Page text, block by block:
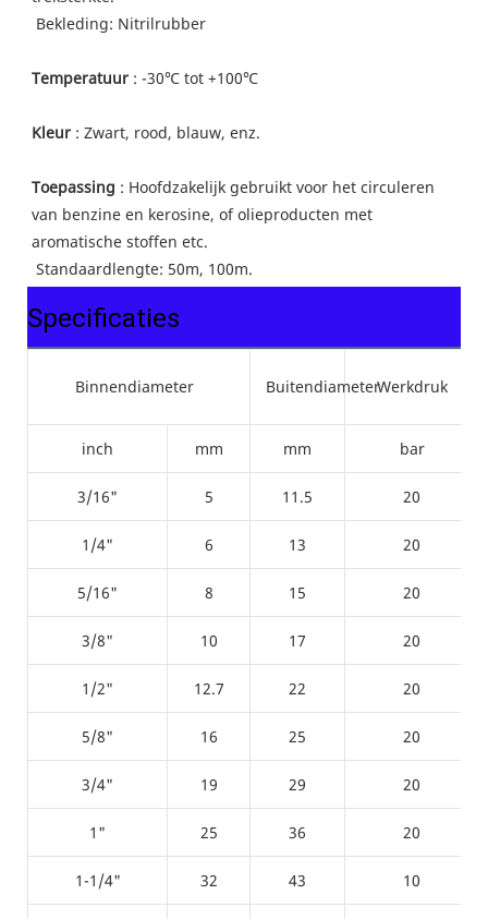
Bekleding: Nitrilrubber
Temperatuur : -30℃ tot +100℃
Kleur : Zwart, rood, blauw, enz.
Toepassing : Hoofdzakelijk gebruikt voor het circuleren
van benzine en kerosine, of olieproducten met
aromatische stoffen etc.
Standaardlengte: 50m, 100m.
Specificaties
Binnendiameter BuitendiameterWerkdruk
inch mm mm bar
3/16" 5 11.5 20
1/4" 6 13 20
5/16" 8 15 20
3/8" 10 17 20
1/2" 12.7 22 20
5/8" 16 25 20
3/4" 19 29 20
1" 25 36 20
1-1/4" 32 43 10